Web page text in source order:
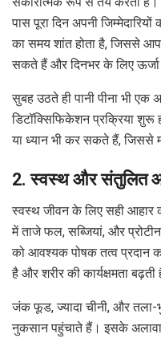
पास पूरा दिन अपनी
का समय शांत होता है, जिससे
सकते हैं और दिनभर के लिए
सुबह उठते ही पानी पीना भी एक
डिटॉक्सिफिकेशन प्रक्रिया शुरू
या ध्यान भी कर सकते हैं, जिससे
2. स्वस्थ और संतुलित
स्वस्थ जीवन के लिए सही आहार
में ताजे फल, सब्जियां, और
को आवश्यक पोषक तत्व प्रदान
है और शरीर की कार्यक्षमता बढ़ती
जंक फूड, ज्यादा चीनी, और तला-
नुकसान पहुंचाते हैं। इसके